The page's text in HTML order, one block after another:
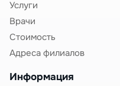
Рвота 2-5 раз в сутки
приема пищи
Услуги
Врачи
Стоимость
Адреса филиалов
Информация